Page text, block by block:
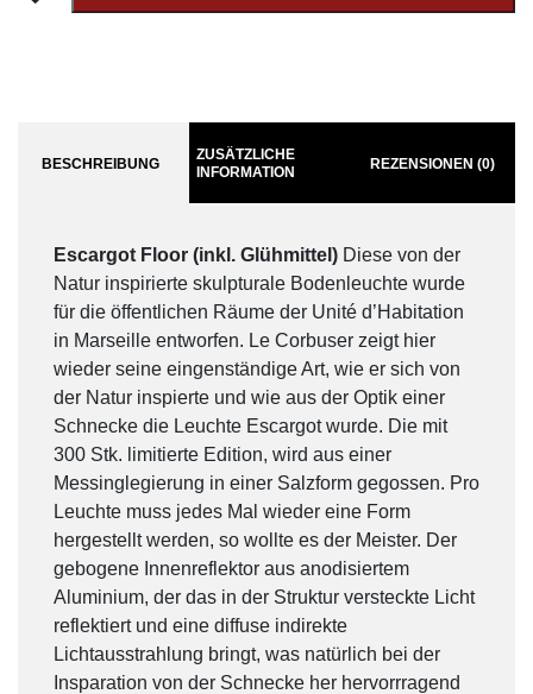
BESCHREIBUNG
ZUSÄTZLICHE
INFORMATION
REZENSIONEN (0)
Escargot Floor (inkl. Glühmittel) Diese von der
Natur inspirierte skulpturale Bodenleuchte wurde
für die öffentlichen Räume der Unité d’Habitation
in Marseille entworfen. Le Corbuser zeigt hier
wieder seine eingenständige Art, wie er sich von
der Natur inspierte und wie aus der Optik einer
Schnecke die Leuchte Escargot wurde. Die mit
300 Stk. limitierte Edition, wird aus einer
Messinglegierung in einer Salzform gegossen. Pro
Leuchte muss jedes Mal wieder eine Form
hergestellt werden, so wollte es der Meister. Der
gebogene Innenreflektor aus anodisiertem
Aluminium, der das in der Struktur versteckte Licht
reflektiert und eine diffuse indirekte
Lichtausstrahlung bringt, was natürlich bei der
Insparation von der Schnecke her hervorrragend